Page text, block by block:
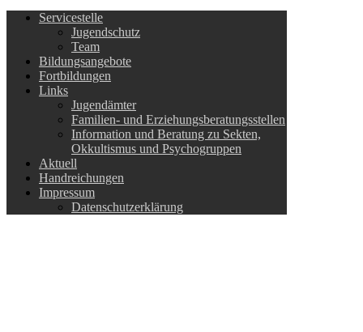
Servicestelle
Jugendschutz
Team
Bildungsangebote
Fortbildungen
Links
Jugendämter
Familien- und Erziehungsberatungsstellen
Information und Beratung zu Sekten,
Okkultismus und Psychogruppen
Aktuell
Handreichungen
Impressum
Datenschutzerklärung